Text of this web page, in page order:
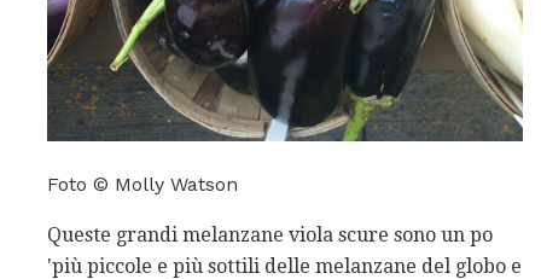
Foto © Molly Watson
Queste grandi melanzane viola scure sono un po
'più piccole e più sottili delle melanzane del globo e